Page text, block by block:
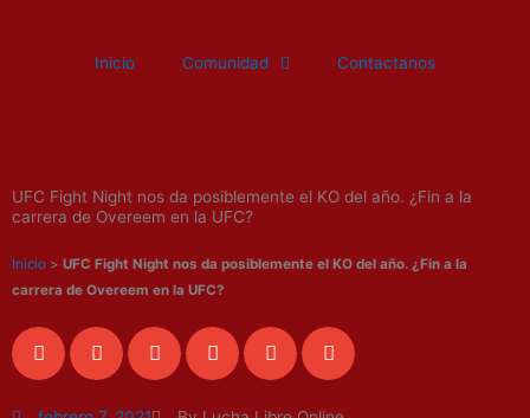
Inicio Comunidad Contactanos
UFC Fight Night nos da posiblemente el KO del año. ¿Fin a la
carrera de Overeem en la UFC?
Inicio > UFC Fight Night nos da posiblemente el KO del año. ¿Fin a la
carrera de Overeem en la UFC?